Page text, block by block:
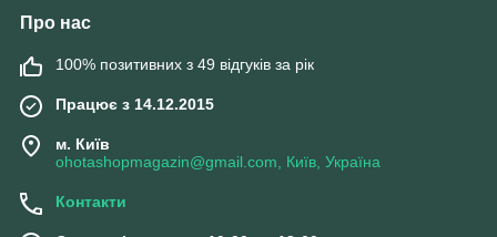
Про нас
100% позитивних з 49 відгуків за рік
Працює з 14.12.2015
м. Київ
ohotashopmagazin@gmail.com, Київ, Україна
Контакти